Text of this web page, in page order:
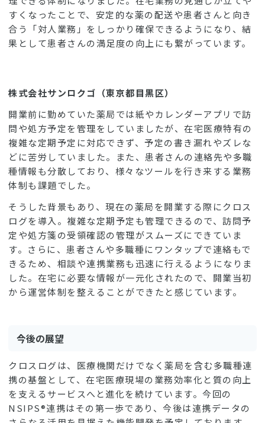
すくなったことで、安定的な薬の配送や患者さんと向き
合う「対人業務」をしっかり確保できるようになり、結
果として患者さんの満足度の向上にも繋がっています。
株式会社サンロクゴ（東京都目黒区）
開業前に勤めていた薬局では紙やカレンダーアプリで訪
問や処方予定を管理をしていましたが、在宅医療特有の
複雑な定期予定に対応できず、予定の書き漏れやズレな
どに苦労していました。また、患者さんの連絡先や多職
種情報も分散しており、様々なツールを行き来する業務
体制も課題でした。
そうした背景もあり、現在の薬局を開業する際にクロス
ログを導入。複雑な定期予定も管理できるので、訪問予
定や処方箋の受領確認の管理がスムーズにできていま
す。さらに、患者さんや多職種にワンタップで連絡もで
きるため、相談や連携業務も迅速に行えるようになりま
した。在宅に必要な情報が一元化されたので、開業当初
から運営体制を整えることができたと感じています。
今後の展望
クロスログは、医療機関だけでなく薬局を含む多職種連
携の基盤として、在宅医療現場の業務効率化と質の向上
を支えるサービスへと進化を続けています。今回の
NSIPS®連携はその第一歩であり、今後は連携データの